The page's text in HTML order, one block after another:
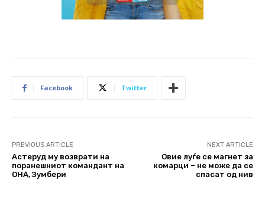
Facebook Twitter
PREVIOUS ARTICLE
Астеруд му возврати на
поранешниот командант на
ОНА, Зумбери
NEXT ARTICLE
Овие луѓе се магнет за
комарци – не може да се
спасат од нив